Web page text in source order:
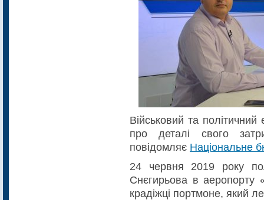
Військовий та
про деталі свого
повідомляє Національне
24 червня 2019 року
Снєгирьова в аеропорту
крадіжці портмоне, який